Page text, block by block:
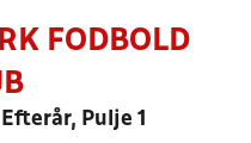
FODBOLD
Pulje 1